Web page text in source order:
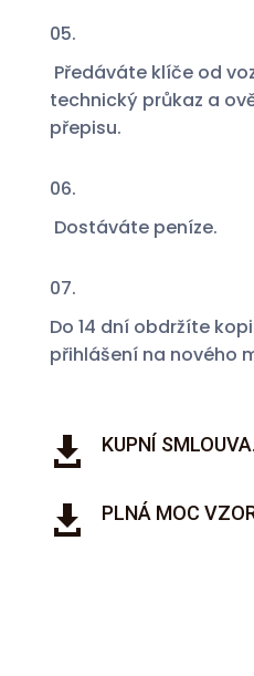
05.
Předáváte klíče od
technický průkaz a
přepisu.
06.
Dostáváte peníze.
07.
Do 14 dní obdržíte
přihlášení na nového
 KUPNÍ
 PLNÁ MOC